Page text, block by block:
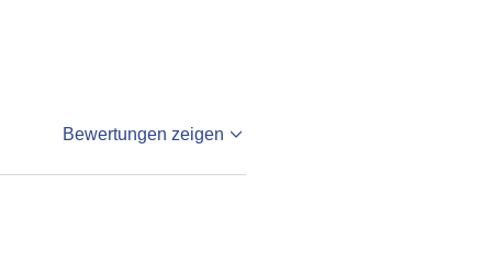
Bewertungen zeigen